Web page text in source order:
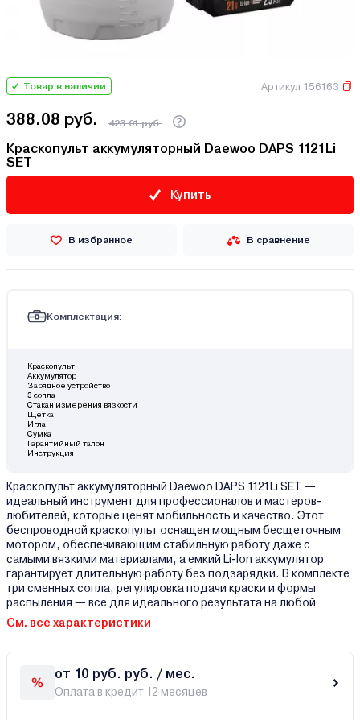
Товар в наличии Артикул 156163
388.08 руб. 423.01 руб.
Краскопульт аккумуляторный Daewoo DAPS 1121Li
SET
Купить
В избранное В сравнение
Комплектация:
Краскопульт
Аккумулятор
Зарядное устройство
3 сопла
Стакан измерения вязкости
Щетка
Игла
Сумка
Гарантийный талон
Инструкция
Краскопульт аккумуляторный Daewoo DAPS 1121Li SET —
идеальный инструмент для профессионалов и мастеров-
любителей, которые ценят мобильность и качество. Этот
беспроводной краскопульт оснащен мощным бесщеточным
мотором, обеспечивающим стабильную работу даже с
самыми вязкими материалами, а емкий Li-Ion аккумулятор
гарантирует длительную работу без подзарядки. В комплекте
три сменных сопла, регулировка подачи краски и формы
распыления — все для идеального результата на любой
См. все характеристики
от 10 руб. руб. / мес.
Оплата в кредит 12 месяцев